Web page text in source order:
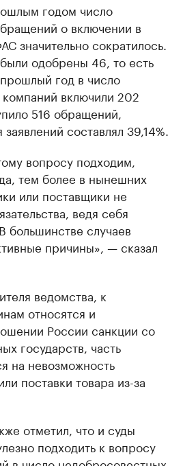
годом число
о включении в
значительно сократилось.
одобрены 46, то есть
год в число
включили 202
516 обращений,
составлял 39,14%.
вопросу подходим,
тем более в нынешних
или поставщики не
ведя себя
большинстве случаев
причины», — сказал
ведомства, к
относятся и
России санкции со
государств, часть
на невозможность
поставки товара из-за
отметил, что и суды
подходить к вопросу